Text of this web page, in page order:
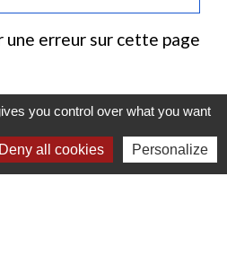
une erreur sur cette page
nous
de Gidy
you control over what you want
Deny all cookies Personalize